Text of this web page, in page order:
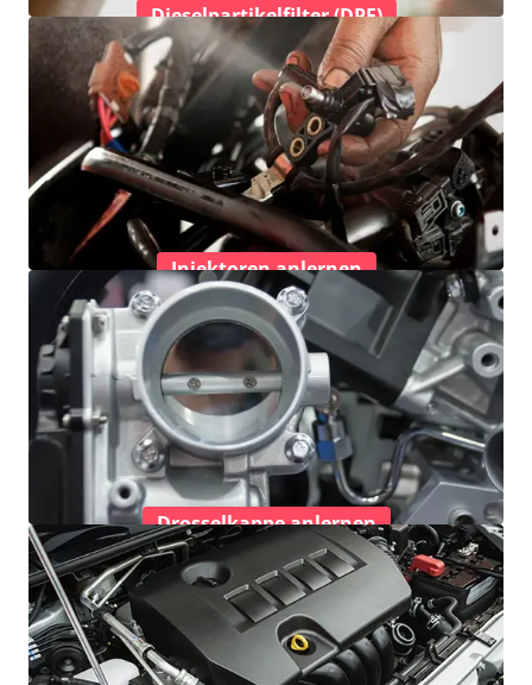
Dieselpartikelfilter (DPF)
Injektoren anlernen
Drosselkappe anlernen